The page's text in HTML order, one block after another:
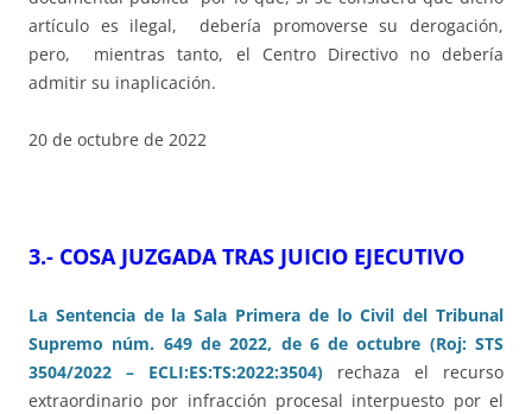
artículo es ilegal, debería promoverse su derogación,
pero, mientras tanto, el Centro Directivo no debería
admitir su inaplicación.
20 de octubre de 2022
3.- COSA JUZGADA TRAS JUICIO EJECUTIVO
La Sentencia de la Sala Primera de lo Civil del Tribunal
Supremo núm. 649 de 2022, de 6 de octubre (Roj: STS
3504/2022 – ECLI:ES:TS:2022:3504) rechaza el recurso
extraordinario por infracción procesal interpuesto por el